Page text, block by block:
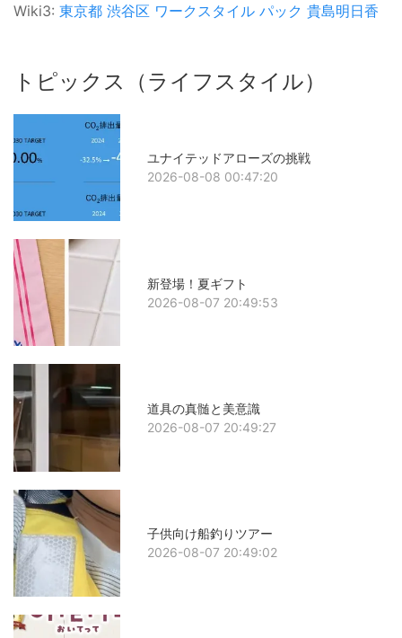
Wiki3: 東京都 渋谷区 ワークスタイル パック 貴島明日香
トピックス（ライフスタイル）
ユナイテッドアローズの挑戦
2026-08-08 00:47:20
新登場！夏ギフト
2026-08-07 20:49:53
道具の真髄と美意識
2026-08-07 20:49:27
子供向け船釣りツアー
2026-08-07 20:49:02